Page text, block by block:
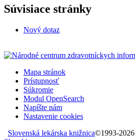
Súvisiace stránky
Nový dotaz
Mapa stránok
Prístupnosť
Súkromie
Modul OpenSearch
Napíšte nám
Nastavenie cookies
Slovenská lekárska knižnica©1993-2026